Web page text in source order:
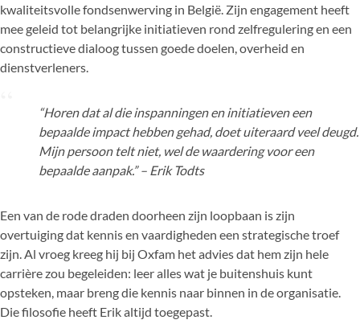
kwaliteitsvolle fondsenwerving in België. Zijn engagement heeft
mee geleid tot belangrijke initiatieven rond zelfregulering en een
constructieve dialoog tussen goede doelen, overheid en
dienstverleners.
“Horen dat al die inspanningen en initiatieven een
bepaalde impact hebben gehad, doet uiteraard veel deugd.
Mijn persoon telt niet, wel de waardering voor een
bepaalde aanpak.” – Erik Todts
Een van de rode draden doorheen zijn loopbaan is zijn
overtuiging dat kennis en vaardigheden een strategische troef
zijn. Al vroeg kreeg hij bij Oxfam het advies dat hem zijn hele
carrière zou begeleiden: leer alles wat je buitenshuis kunt
opsteken, maar breng die kennis naar binnen in de organisatie.
Die filosofie heeft Erik altijd toegepast.